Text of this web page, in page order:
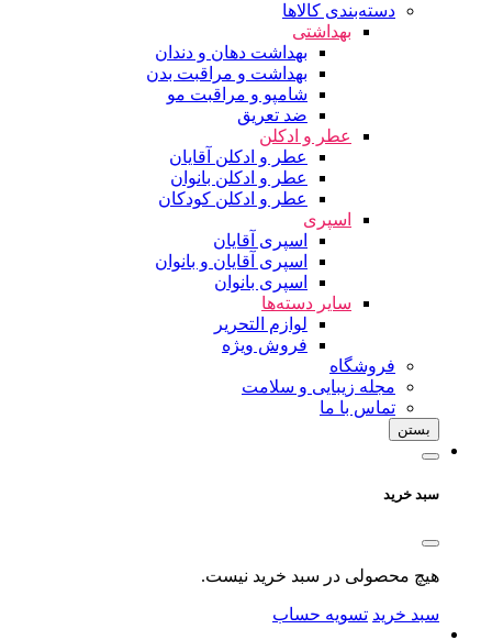
دسته‌بندی کالاها
بهداشتی
بهداشت دهان و دندان
بهداشت و مراقبت بدن
شامپو و مراقبت مو
ضد تعریق
عطر و ادکلن
عطر و ادکلن آقایان
عطر و ادکلن بانوان
عطر و ادکلن کودکان
اسپری
اسپری آقایان
اسپری آقایان و بانوان
اسپری بانوان
سایر دسته‌ها
لوازم التحریر
فروش ویژه
فروشگاه
مجله زیبایی و سلامت
تماس با ما
بستن
سبد خرید
هیچ محصولی در سبد خرید نیست.
سبد خرید تسویه حساب